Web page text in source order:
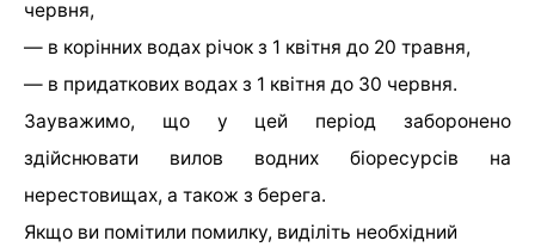
червня,
— в корінних водах річок з 1 квітня до 20 травня,
— в придаткових водах з 1 квітня до 30 червня.
Зауважимо, що у цей період заборонено
здійснювати вилов водних біоресурсів на
нерестовищах, а також з берега.
Якщо ви помітили помилку, виділіть необхідний